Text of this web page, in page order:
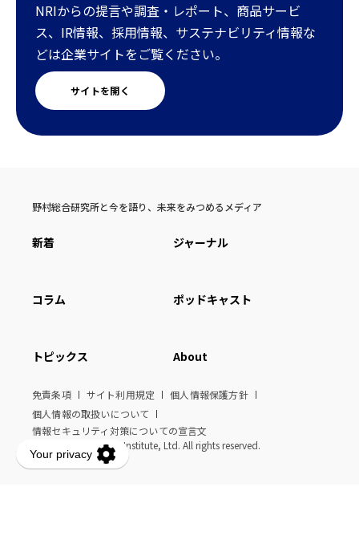
NRIからの提言や調査・レポート、商品サービ
ス、IR情報、採用情報、サステナビリティ情報な
どは企業サイトをご覧ください。
サイトを開く
野村総合研究所と今を語り、未来をみつめるメディア
新着 ジャーナル
コラム ポッドキャスト
トピックス About
免責条項 サイト利用規定
個人情報保護方針
個人情報の取扱いについて
情報セキュリティ対策についての宣言文
© Nomura Research Institute, Ltd. All rights reserved.